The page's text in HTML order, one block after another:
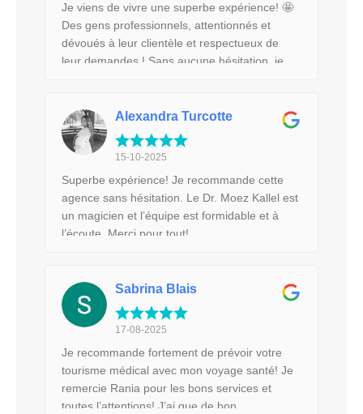
Je viens de vivre une superbe expérience! 🤩
Des gens professionnels, attentionnés et
dévoués à leur clientèle et respectueux de
leur demandes ! Sans aucune hésitation, je
Alexandra Turcotte
15-10-2025
Superbe expérience! Je recommande cette
agence sans hésitation. Le Dr. Moez Kallel est
un magicien et l’équipe est formidable et à
l’écoute. Merci pour tout!
Sabrina Blais
17-08-2025
Je recommande fortement de prévoir votre
tourisme médical avec mon voyage santé! Je
remercie Rania pour les bons services et
toutes l’attentions! J’ai que de bon